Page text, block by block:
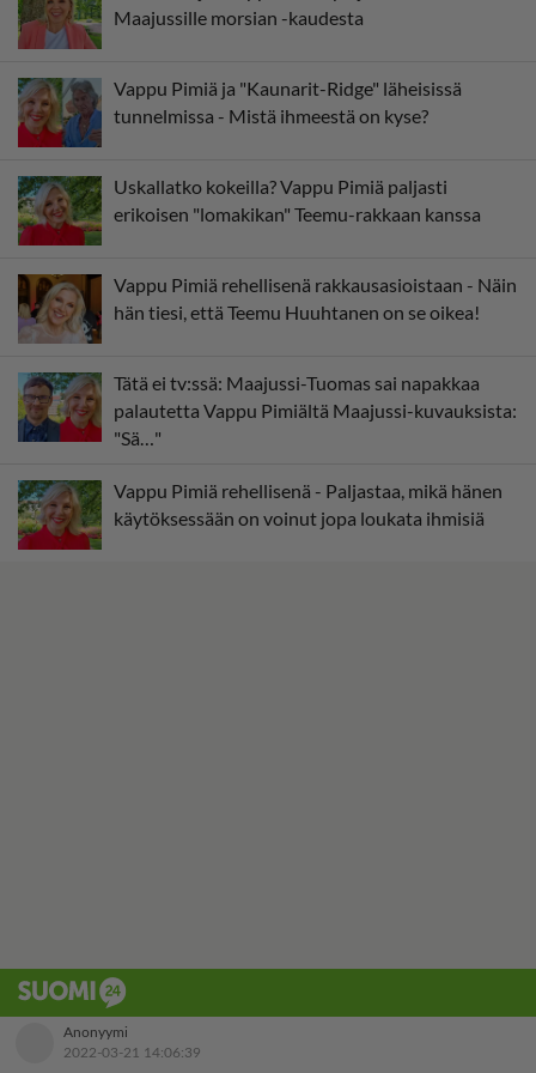
Maajussille morsian -kaudesta
Vappu Pimiä ja "Kaunarit-Ridge" läheisissä
tunnelmissa - Mistä ihmeestä on kyse?
Uskallatko kokeilla? Vappu Pimiä paljasti
erikoisen "lomakikan" Teemu-rakkaan kanssa
Vappu Pimiä rehellisenä rakkausasioistaan - Näin
hän tiesi, että Teemu Huuhtanen on se oikea!
Tätä ei tv:ssä: Maajussi-Tuomas sai napakkaa
palautetta Vappu Pimiältä Maajussi-kuvauksista:
"Sä…"
Vappu Pimiä rehellisenä - Paljastaa, mikä hänen
käytöksessään on voinut jopa loukata ihmisiä